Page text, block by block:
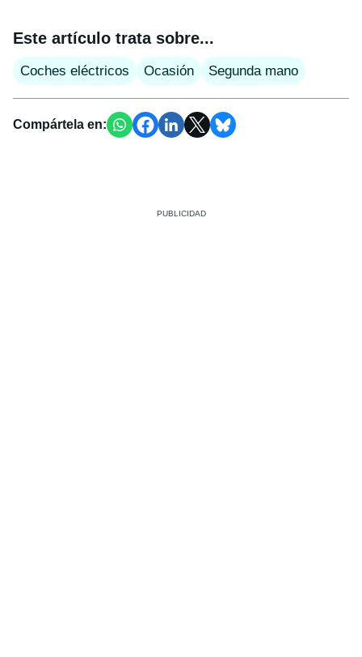
Este artículo trata sobre...
Coches eléctricos Ocasión Segunda mano
Compártela en: